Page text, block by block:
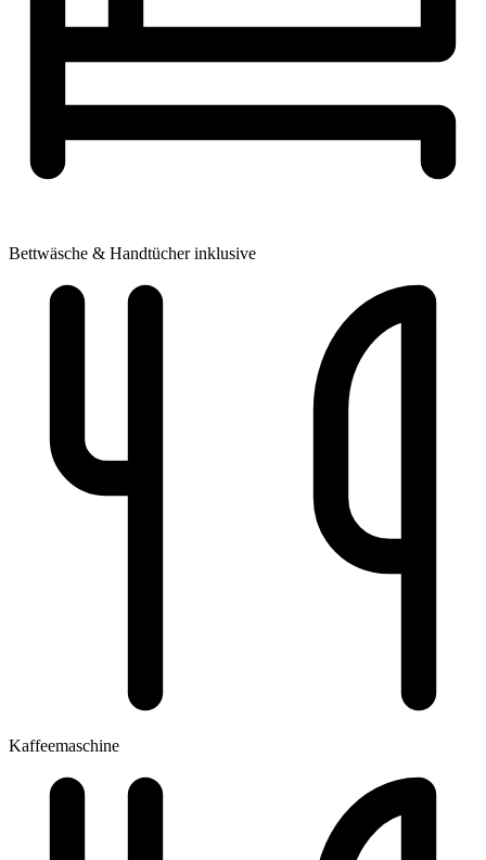
Bettwäsche & Handtücher inklusive
Kaffeemaschine